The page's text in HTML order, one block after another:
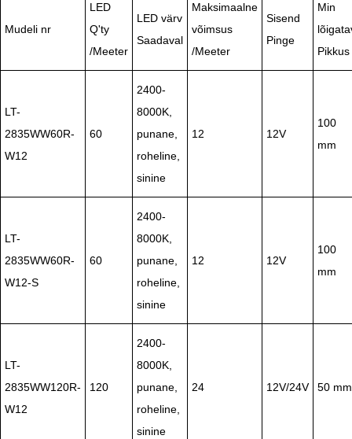
Mudeli nr
LED
Q'ty
/Meeter
LED värv
Saadaval
Maksimaalne
võimsus
/Meeter
Sisend
Pinge
Min
Pikkus
LT-
2835WW60R-
W12
60
2400-
8000K,
punane,
roheline,
sinine
12 12V
100
mm
LT-
2835WW60R-
W12-S
60
2400-
8000K,
punane,
roheline,
sinine
12 12V
100
mm
LT-
2835WW120R-
W12
120
2400-
8000K,
punane,
roheline,
sinine
24 12V/24V 50 mm